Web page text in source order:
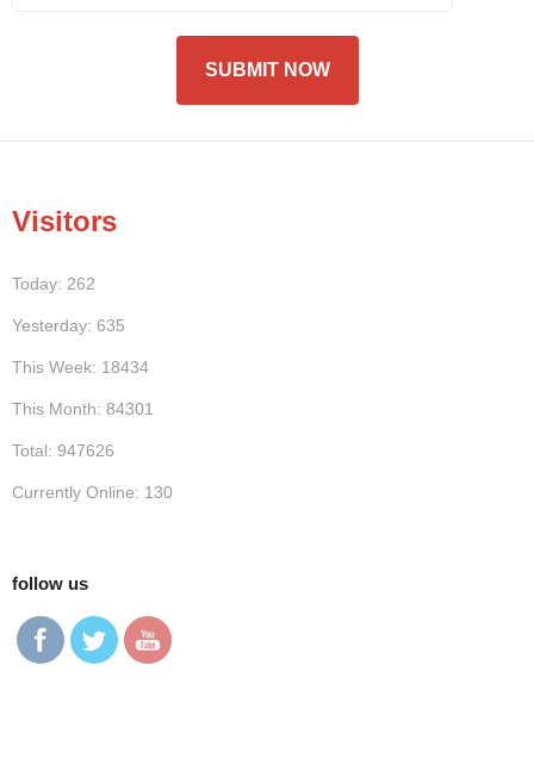
Visitors
Today: 262
Yesterday: 635
This Week: 18434
This Month: 84301
Total: 947626
Currently Online: 130
follow us